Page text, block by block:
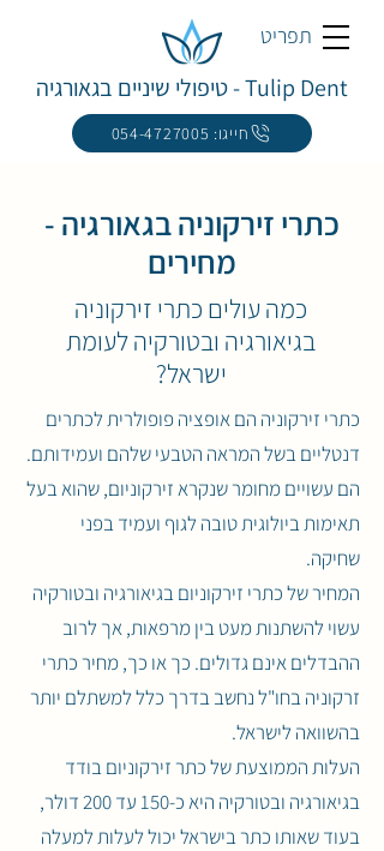
תפריט
Tulip Dent - טיפולי שיניים בגאורגיה
חייגו: 054-4727005
כתרי זירקוניה בגאורגיה -
מחירים
כמה עולים כתרי זירקוניה
בגיאורגיה ובטורקיה לעומת
ישראל?
כתרי זירקוניה הם אופציה פופולרית לכתרים
דנטליים בשל המראה הטבעי שלהם ועמידותם.
הם עשויים מחומר שנקרא זירקוניום, שהוא בעל
תאימות ביולוגית טובה לגוף ועמיד בפני
שחיקה.
המחיר של כתרי זירקוניום בגיאורגיה ובטורקיה
עשוי להשתנות מעט בין מרפאות, אך לרוב
ההבדלים אינם גדולים. כך או כך, מחיר כתרי
זרקוניה בחו"ל נחשב בדרך כלל למשתלם יותר
בהשוואה לישראל.
העלות הממוצעת של כתר זירקוניום בודד
בגיאורגיה ובטורקיה היא כ-150 עד 200 דולר,
בעוד שאותו כתר בישראל יכול לעלות למעלה